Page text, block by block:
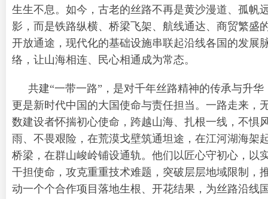
生生不息。如今，古老的丝路不再是黄沙漫道、孤帆
影，而是铁路纵横、桥梁飞架、航线通达、商贸繁盛
开放通途，现代化的基础设施串联起沿线各国的发展
络，让山海相连、民心相通成为常态。
共建“一带一路”，是对千年丝路精神的传承与升华
更是新时代中国的大国使命与责任担当。一路走来，
数建设者怀揣初心使命，跨越山海、扎根一线，不惧
雨、不畏艰险，在荒漠戈壁筑通坦途，在江河湖海架
桥梁，在群山峻岭铺设通轨。他们以匠心守初心，以
干担使命，攻克重重技术难题，突破层层地域限制，
动一个个合作项目落地生根、开花结果，为丝路沿线